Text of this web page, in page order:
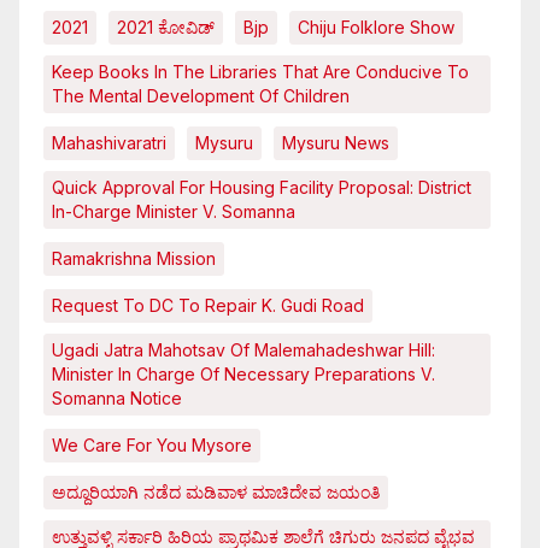
2021 2021 ಕೋವಿಡ್‌ Bjp Chiju Folklore Show
Keep Books In The Libraries That Are Conducive To
The Mental Development Of Children
Mahashivaratri Mysuru Mysuru News
Quick Approval For Housing Facility Proposal: District
In-Charge Minister V. Somanna
Ramakrishna Mission
Request To DC To Repair K. Gudi Road
Ugadi Jatra Mahotsav Of Malemahadeshwar Hill:
Minister In Charge Of Necessary Preparations V.
Somanna Notice
We Care For You Mysore
ಅದ್ದೂರಿಯಾಗಿ ನಡೆದ ಮಡಿವಾಳ ಮಾಚಿದೇವ ಜಯಂತಿ
ಉತ್ತುವಳ್ಳಿ ಸರ್ಕಾರಿ ಹಿರಿಯ ಪ್ರಾಥಮಿಕ ಶಾಲೆಗೆ ಚಿಗುರು ಜನಪದ ವೈಭವ